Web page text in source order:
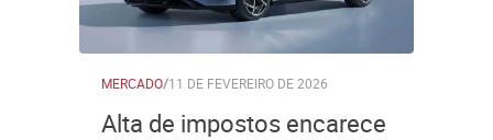
MERCADO/11 DE FEVEREIRO DE 2026
Alta de impostos encarece